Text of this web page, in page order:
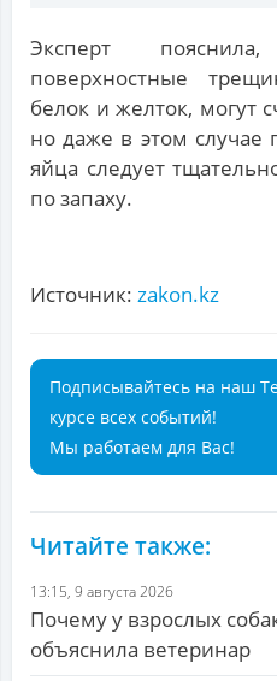
Эксперт
поверхностные
белок и желток, могут
но даже в этом случае
яйца следует
по запаху.
Источник: zakon.kz
Подписывайтесь на наш
курсе всех событий!
Мы работаем для Вас!
Читайте также:
13:15, 9 августа 2026
Почему у взрослых
объяснила ветеринар